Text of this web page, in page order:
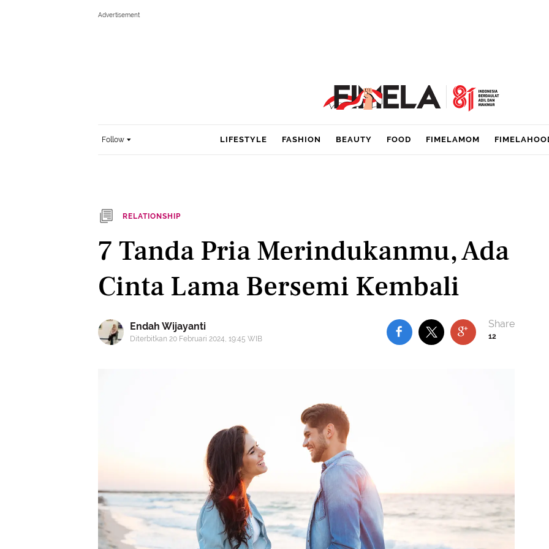
Follow LIFESTYLE FASHION BEAUTY FOOD FIMELAMOM
RELATIONSHIP
7 Tanda Pria Merindukanmu, Ada
Cinta Lama Bersemi Kembali
Endah Wijayanti
Diterbitkan 20 Februari 2024, 19:45 WIB 12